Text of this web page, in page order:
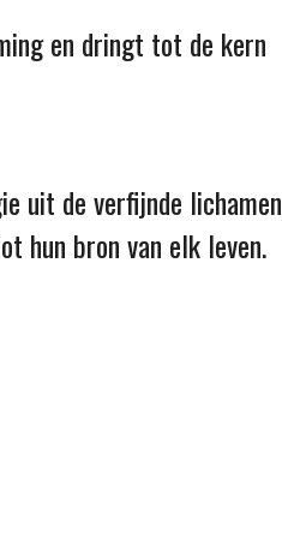
en dringt tot de kern
uit de verfijnde lichamen
hun bron van elk leven.